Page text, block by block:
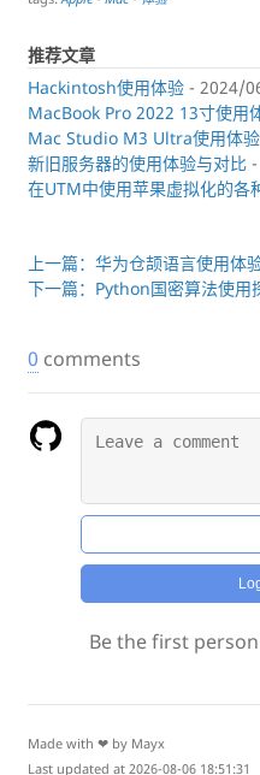
推荐文章
Hackintosh使用体验 - 2024/
MacBook Pro 2022 13寸使用
Mac Studio M3 Ultra使用体验
新旧服务器的使用体验与对比
在UTM中使用苹果虚拟化的各
上一篇：华为仓颉语言使用体
下一篇：Python国密算法使用
0 comments
Be the first
Made with ❤ by Mayx
Last updated at 2026-08-06 18:51:31